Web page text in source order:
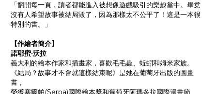
「翻開每一頁，讀者都能進入被想像遊戲吸引的樂趣當中。畢竟
沒有人希望故事被結局毀了，因為那樣太不公平了！這是一本很
特別的書。」
【作繪者簡介】
諾耶蜜‧沃拉
義大利的繪本作家和插畫家，喜歡毛毛蟲、蚯蚓和姆米家族。
《結局？故事才不會就這樣結束呢》是她在葡萄牙出版的圖畫
書，
榮獲塞爾帕(Serpa)國際繪本獎和葡萄牙阿瑪多拉國際漫畫節